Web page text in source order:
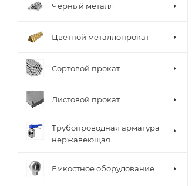
Черный металл
Цветной металлопрокат
Сортовой прокат
Листовой прокат
Трубопроводная арматура
нержавеющая
Емкостное оборудование